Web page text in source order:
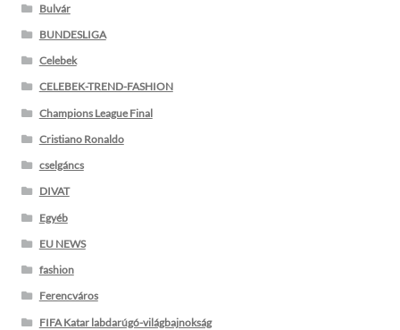
Bulvár
BUNDESLIGA
Celebek
CELEBEK-TREND-FASHION
Champions League Final
Cristiano Ronaldo
cselgáncs
DIVAT
Egyéb
EU NEWS
fashion
Ferencváros
FIFA Katar labdarúgó-világbajnokság